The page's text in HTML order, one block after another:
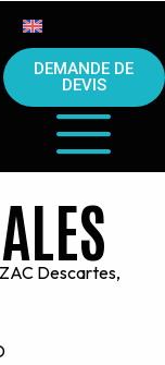
DEMANDE DE
DEVIS
Descartes,